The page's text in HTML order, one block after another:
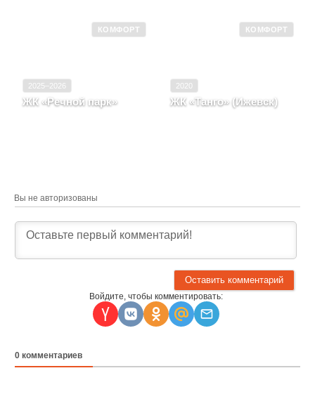
КОМФОРТ
2025–2026
ЖК «Речной парк»
КОМФОРТ
2020
ЖК «Танго» (Ижевск)
Вы не авторизованы
Войдите, чтобы комментировать:
0 комментариев